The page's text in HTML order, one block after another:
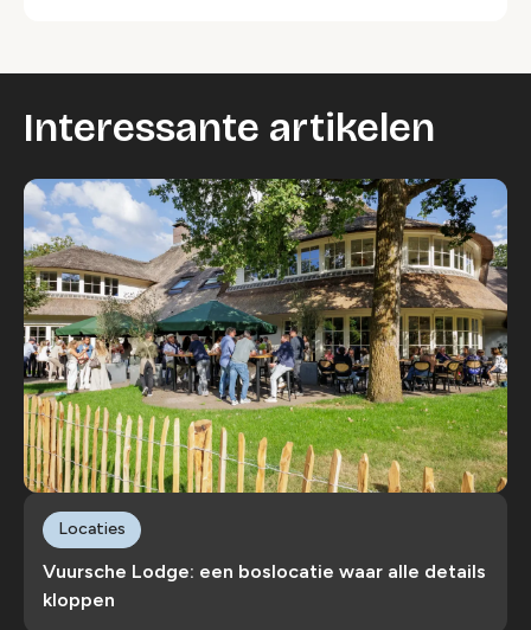
Interessante artikelen
Vuursche Lodge: een boslocatie waar alle details
kloppen
Locaties